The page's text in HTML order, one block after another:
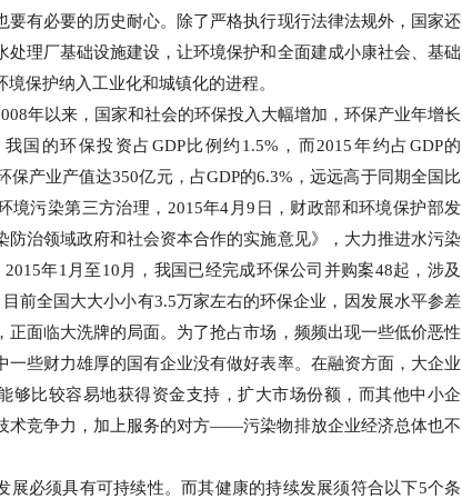
要有必要的历史耐心。除了严格执行现行法律法规外，国家还
处理厂基础设施建设，让环境保护和全面建成小康社会、基础
保护纳入工业化和城镇化的进程。
年以来，国家和社会的环保投入大幅增加，环保产业年增长
国的环保投资占GDP比例约1.5%，而2015年约占GDP的
保产业产值达350亿元，占GDP的6.3%，远远高于同期全国比
境污染第三方治理，2015年4月9日，财政部和环境保护部发
防治领域政府和社会资本合作的实施意见》，大力推进水污染
2015年1月至10月，我国已经完成环保公司并购案48起，涉及
前全国大大小小有3.5万家左右的环保企业，因发展水平参差
正面临大洗牌的局面。为了抢占市场，频频出现一些低价恶性
一些财力雄厚的国有企业没有做好表率。在融资方面，大企业
够比较容易地获得资金支持，扩大市场份额，而其他中小企
术竞争力，加上服务的对方——污染物排放企业经济总体也不
必须具有可持续性。而其健康的持续发展须符合以下5个条